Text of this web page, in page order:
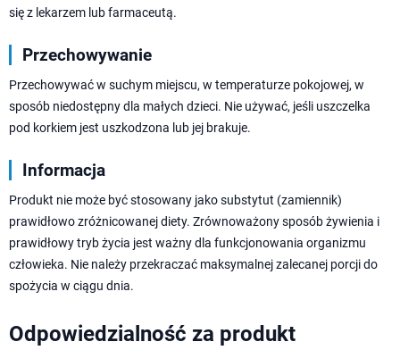
się z lekarzem lub farmaceutą.
Przechowywanie
Przechowywać w suchym miejscu, w temperaturze pokojowej, w
sposób niedostępny dla małych dzieci. Nie używać, jeśli uszczelka
pod korkiem jest uszkodzona lub jej brakuje.
Informacja
Produkt nie może być stosowany jako substytut (zamiennik)
prawidłowo zróżnicowanej diety. Zrównoważony sposób żywienia i
prawidłowy tryb życia jest ważny dla funkcjonowania organizmu
człowieka. Nie należy przekraczać maksymalnej zalecanej porcji do
spożycia w ciągu dnia.
Odpowiedzialność za produkt